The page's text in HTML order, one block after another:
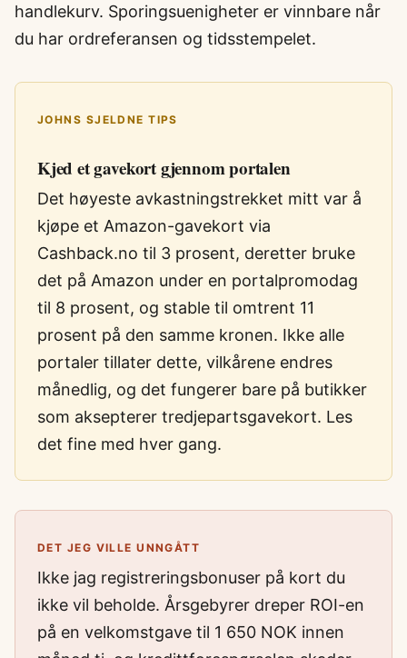
handlekurv. Sporings­uenigheter er vinnbare når
du har ordreferansen og tidsstempelet.
JOHNS SJELDNE TIPS
Kjed et gavekort gjennom portalen
Det høyeste avkastningstrekket mitt var å
kjøpe et Amazon-gavekort via
Cashback.no til 3 prosent, deretter bruke
det på Amazon under en portalpromodag
til 8 prosent, og stable til omtrent 11
prosent på den samme kronen. Ikke alle
portaler tillater dette, vilkårene endres
månedlig, og det fungerer bare på butikker
som aksepterer tredjepartsgavekort. Les
det fine med hver gang.
DET JEG VILLE UNNGÅTT
Ikke jag registreringsbonuser på kort du
ikke vil beholde. Årsgebyrer dreper ROI-en
på en velkomstgave til 1 650 NOK innen